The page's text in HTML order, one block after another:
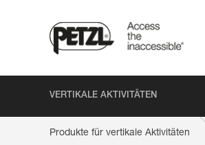
VERTIKALE AKTIVITÄTEN
Produkte für vertikale Aktivitäten